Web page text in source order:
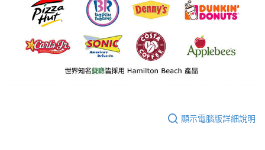
顯示電腦版詳細說明